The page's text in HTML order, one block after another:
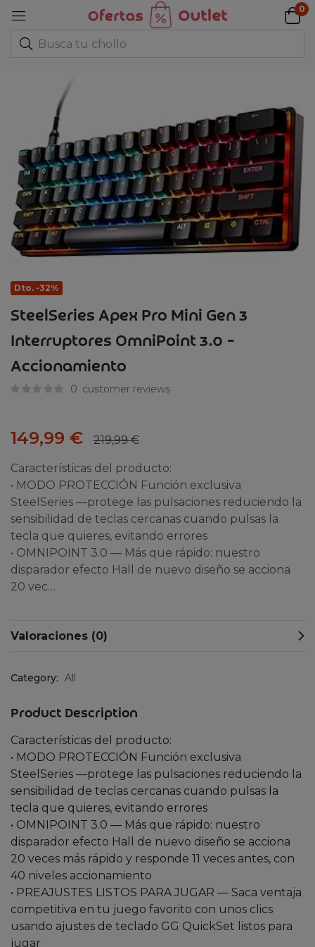
0
SteelSeries Apex Pro Mini Gen 3
Interruptores OmniPoint 3.0 –
Accionamiento
Dto. -32%
0 customer reviews
149,99 € 219,99€
Características del producto:
• MODO PROTECCIÓN Función exclusiva
SteelSeries —protege las pulsaciones reduciendo la
sensibilidad de teclas cercanas cuando pulsas la
tecla que quieres, evitando errores
• OMNIPOINT 3.0 — Más que rápido: nuestro
disparador efecto Hall de nuevo diseño se acciona
20 vec…
Valoraciones (0)
Category: All
Product Description
Características del producto:
• MODO PROTECCIÓN Función exclusiva
SteelSeries —protege las pulsaciones reduciendo la
sensibilidad de teclas cercanas cuando pulsas la
tecla que quieres, evitando errores
• OMNIPOINT 3.0 — Más que rápido: nuestro
disparador efecto Hall de nuevo diseño se acciona
20 veces más rápido y responde 11 veces antes, con
40 niveles accionamiento
• PREAJUSTES LISTOS PARA JUGAR — Saca ventaja
competitiva en tu juego favorito con unos clics
usando ajustes de teclado GG QuickSet listos para
jugar